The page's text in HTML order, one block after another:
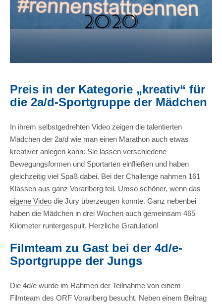
Preis in der Kategorie „kreativ“ für
die 2a/d-Sportgruppe der Mädchen
In ihrem selbstgedrehten Video zeigen die talentierten
Mädchen der 2a/d wie man einen Marathon auch etwas
kreativer anlegen kann: Sie lassen verschiedene
Bewegungsformen und Sportarten einfließen und haben
gleichzeitig viel Spaß dabei. Bei der Challenge nahmen 161
Klassen aus ganz Vorarlberg teil. Umso schöner, wenn das
eigene Video die Jury überzeugen konnte. Ganz nebenbei
haben die Mädchen in drei Wochen auch gemeinsam 465
Kilometer runtergespult. Herzliche Gratulation!
Filmteam zu Gast bei der 4d/e-
Sportgruppe der Jungs
Die 4d/e wurde im Rahmen der Teilnahme von einem
Filmteam des ORF Vorarlberg besucht. Neben einem Beitrag